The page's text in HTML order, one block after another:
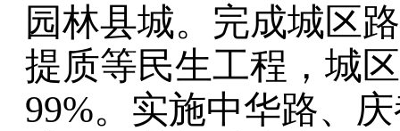
园林县城。 完成城区
提质等民生工程， 城
99%。 实施中华路、